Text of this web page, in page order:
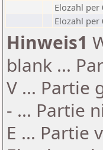
Elozahl per
Elozahl per
Hinweis1
blank ...
V ... Partie
- ... Partie
E ... Partie